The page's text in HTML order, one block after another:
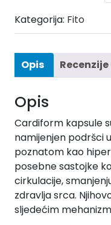
Kategorija: Fito
Opis
Opis
Cardiform kapsule
namijenjen podršci
poznatom kao
posebne sastojke
cirkulacije,
zdravlja srca.
sljedećim